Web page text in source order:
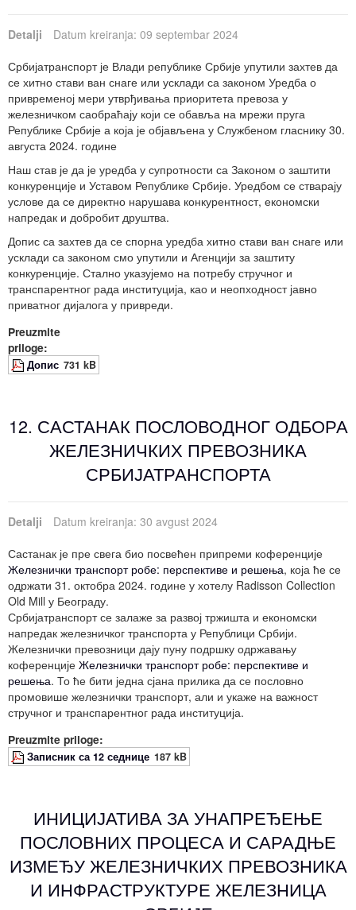
Detalji
Datum kreiranja: 09 septembar 2024
Србијатранспорт је Влади републике Србије упутили захтев да
се хитно стави ван снаге или усклади са законом Уредба о
привременој мери утврђивања приоритета превоза у
железничком саобраћају који се обавља на мрежи пруга
Републике Србије а која је објављена у Службеном гласнику 30.
августа 2024. године
Наш став је да је уредба у супротности са Законом о заштити
конкуренције и Уставом Републике Србије. Уредбом се стварају
услове да се директно нарушава конкурентност, економски
напредак и добробит друштва.
Допис са захтев да се спорна уредба хитно стави ван снаге или
усклади са законом смо упутили и Агенцији за заштиту
конкуренције. Стално указујемо на потребу стручног и
транспарентног рада институција, као и неопходност јавно
приватног дијалога у привреди.
Preuzmite
priloge:
Допис 731 kB
12. САСТАНАК ПОСЛОВОДНОГ ОДБОРА
ЖЕЛЕЗНИЧКИХ ПРЕВОЗНИКА
СРБИЈАТРАНСПОРТА
Detalji
Datum kreiranja: 30 avgust 2024
Састанак је пре свега био посвећен припреми коференције
Железнички транспорт робе: перспективе и решења, која ће се
одржати 31. октобра 2024. године у хотелу Radisson Collection
Old Mill у Београду.
Србијатранспорт се залаже за развој тржишта и економски
напредак железничког транспорта у Републици Србији.
Железнички превозници дају пуну подршку одржавању
коференције Железнички транспорт робе: перспективе и
решења. То ће бити једна сјана прилика да се пословно
промовише железнички транспорт, али и укаже на важност
стручног и транспарентног рада институција.
Preuzmite priloge:
Записник са 12 седнице 187 kB
ИНИЦИЈАТИВА ЗА УНАПРЕЂЕЊЕ
ПОСЛОВНИХ ПРОЦЕСА И САРАДЊЕ
ИЗМЕЂУ ЖЕЛЕЗНИЧКИХ ПРЕВОЗНИКА
И ИНФРАСТРУКТУРЕ ЖЕЛЕЗНИЦА